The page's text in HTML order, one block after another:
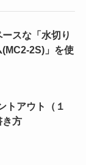
ースな「水切り
2S)」を使
トアウト（１
き方